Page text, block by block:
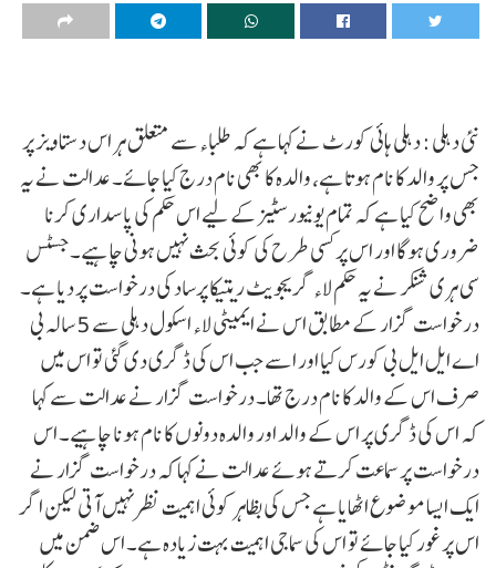
نئی دہلی : دہلی ہائی کورٹ نے کہا ہے کہ طلباء سے متعلق ہر اس دستاویز پر
جس پر والد کا نام ہوتا ہے، والدہ کا بھی نام درج کیا جائے۔ عدالت نے یہ
بھی واضح کیا ہے کہ تمام یونیورسٹیز کے لیے اس حکم کی پاسداری کرنا
ضروری ہوگا اور اس پر کسی طرح کی کوئی بحث نہیں ہونی چاہیے۔جسٹس
سی ہری شنکر نے یہ حکم لاء گریجویٹ ریتیکا پرساد کی درخواست پر دیا ہے۔
درخواست گزار کے مطابق اس نے ایمیٹی لاء اسکول دہلی سے 5 سالہ بی
اے ایل ایل بی کورس کیا اور اسے جب اس کی ڈگری دی گئی تو اس میں
صرف اس کے والد کا نام درج تھا۔ درخواست گزار نے عدالت سے کہا
کہ اس کی ڈگری پر اس کے والد اور والدہ دونوں کا نام ہونا چاہیے۔ اس
درخواست پر سماعت کرتے ہوئے عدالت نے کہا کہ درخواست گزار نے
ایک ایسا موضوع اٹھایا ہے جس کی بظاہر کوئی اہمیت نظر نہیں آتی لیکن اگر
اس پر غور کیا جائے تو اس کی سماجی اہمیت بہت زیادہ ہے۔ اس ضمن میں